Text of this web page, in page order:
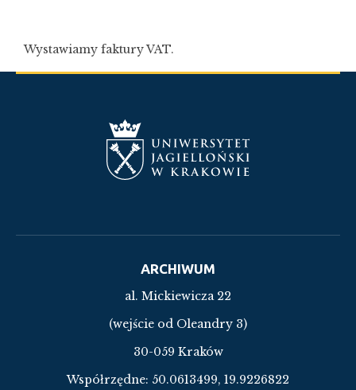
Wystawiamy faktury VAT.
ARCHIWUM
al. Mickiewicza 22
(wejście od Oleandry 3)
30-059 Kraków
Współrzędne: 50.0613499, 19.9226822